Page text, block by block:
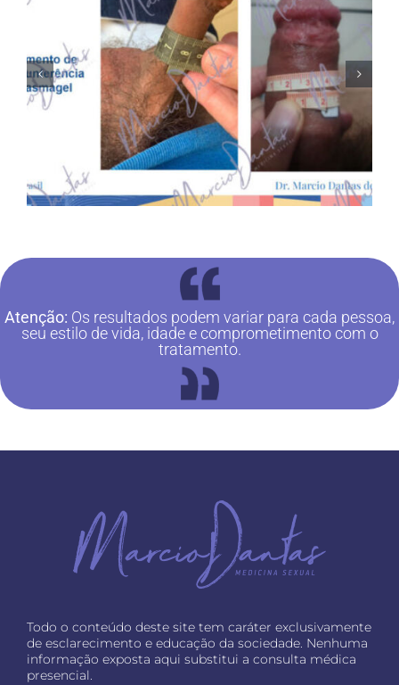
Atenção: Os resultados podem variar para cada pessoa,
seu estilo de vida, idade e comprometimento com o
tratamento.
Todo o conteúdo deste site tem caráter exclusivamente
de esclarecimento e educação da sociedade. Nenhuma
informação exposta aqui substitui a consulta médica
presencial.